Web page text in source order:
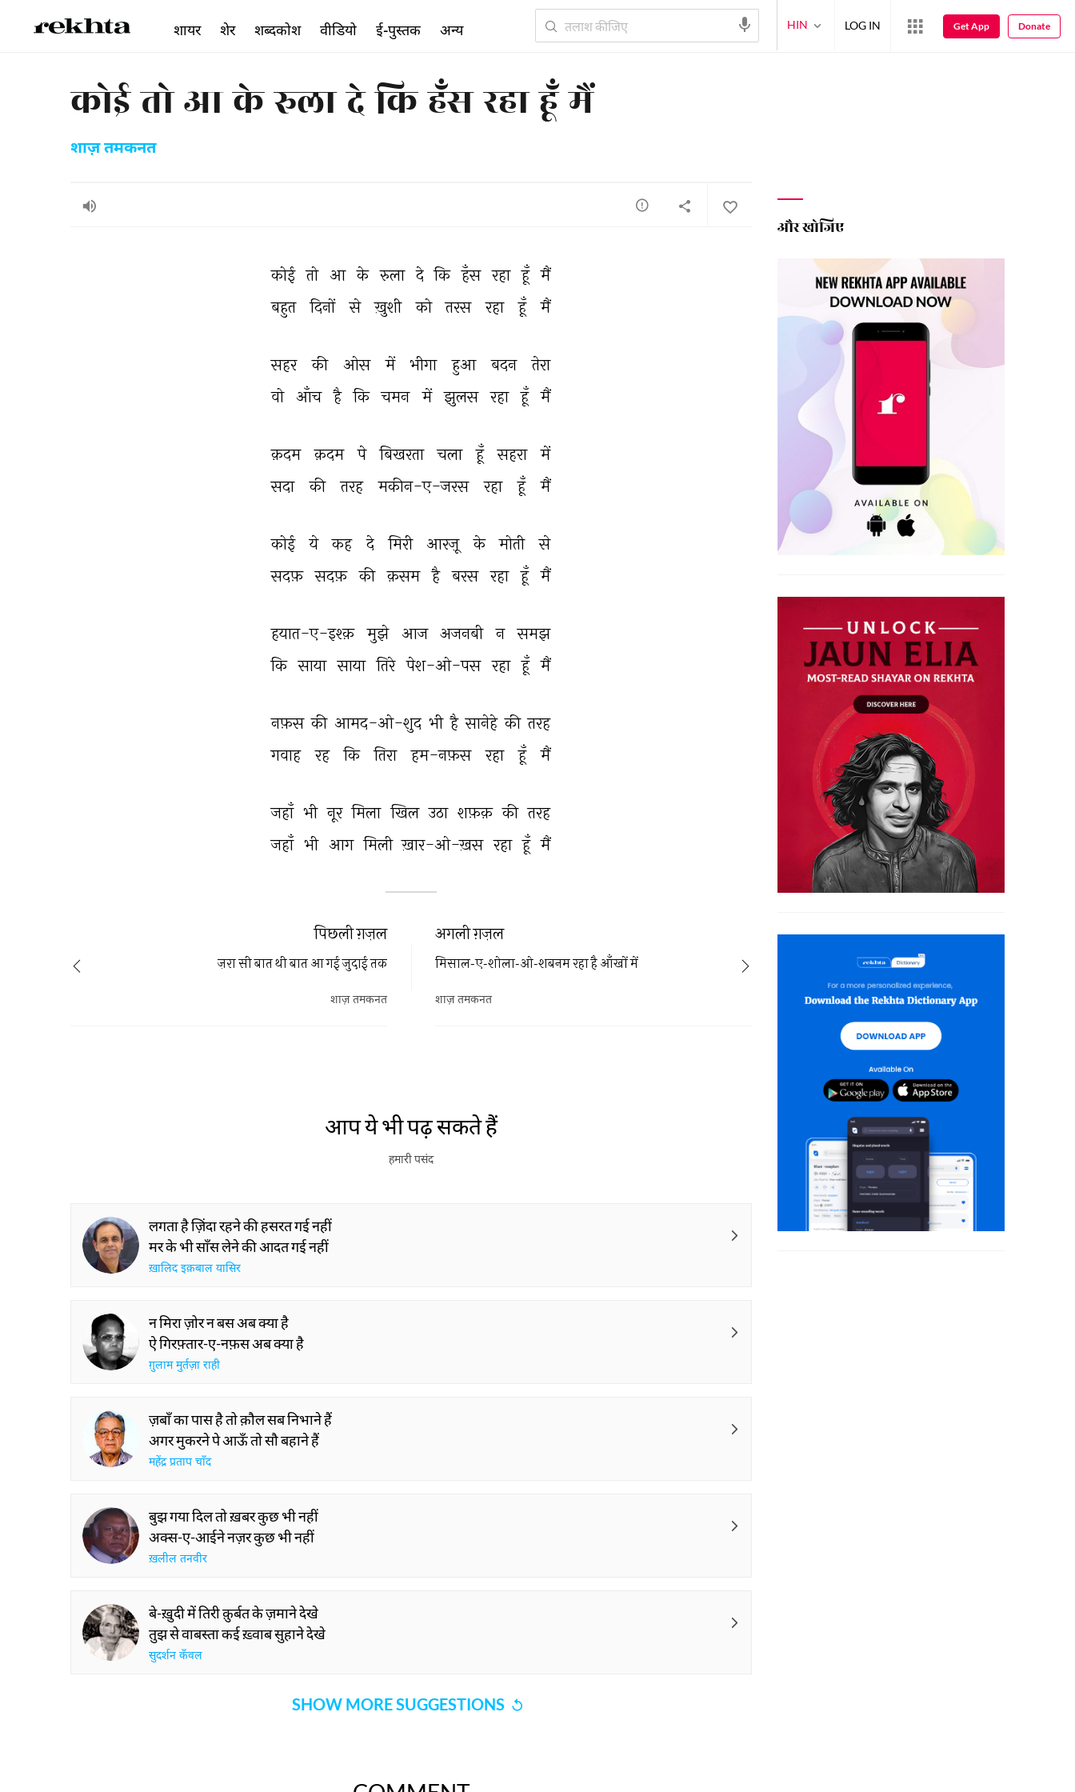
कोई तो आ के रुला दे कि हँस रहा हूँ मैं
शाज़ तमकनत
कोई तो आ के रुला दे कि हँस रहा हूँ मैं
बहुत
दिनों से ख़ुशी को तरस रहा हूँ मैं
सहर की ओस में भीगा हुआ बदन
तेरा
वो आँच है कि चमन में झुलस रहा हूँ मैं
क़दम क़दम पे बिखरता चला हूँ सहरा
में
सदा
की तरह मकीन-ए-जरस रहा हूँ मैं
कोई ये कह दे मिरी आरज़ू के मोती
से
सदफ़ सदफ़ की क़सम है बरस रहा हूँ मैं
हयात-ए-इश्क़ मुझे आज अजनबी न समझ
कि साया साया तिरे पेश-ओ-पस रहा हूँ मैं
नफ़स की आमद-ओ-शुद भी है सानेहे की तरह
गवाह
रह कि तिरा हम-नफ़स रहा हूँ मैं
जहाँ भी नूर मिला खिल उठा शफ़क़ की तरह
जहाँ भी आग मिली ख़ार-ओ-ख़स रहा हूँ मैं
अगली ग़ज़ल
मिसाल-ए-शोला-ओ-शबनम रहा है आँखों में
शाज़ तमकनत
पिछली ग़ज़ल
ज़रा सी बात थी बात आ गई जुदाई तक
शाज़ तमकनत
आप ये भी पढ़ सकते हैं
हमारी पसंद
लगता है ज़िंदा रहने की हसरत गई नहीं
मर के भी साँस लेने की आदत गई नहीं
ख़ालिद इक़बाल यासिर
न मिरा ज़ोर न बस अब क्या है
ऐ गिरफ़्तार-ए-नफ़स अब क्या है
ग़ुलाम मुर्तज़ा राही
ज़बाँ का पास है तो क़ौल सब निभाने हैं
अगर मुकरने पे आऊँ तो सौ बहाने हैं
महेंद्र प्रताप चाँद
बुझ गया दिल तो ख़बर कुछ भी नहीं
अक्स-ए-आईने नज़र कुछ भी नहीं
ख़लील तनवीर
बे-ख़ुदी में तिरी क़ुर्बत के ज़माने देखे
तुझ से वाबस्ता कई ख़्वाब सुहाने देखे
सुदर्शन कँवल
SHOW MORE SUGGESTIONS
और खोजिए
शायर शेर शब्दकोश वीडियो ई-पुस्तक अन्य HIN LOG IN Get App Donate